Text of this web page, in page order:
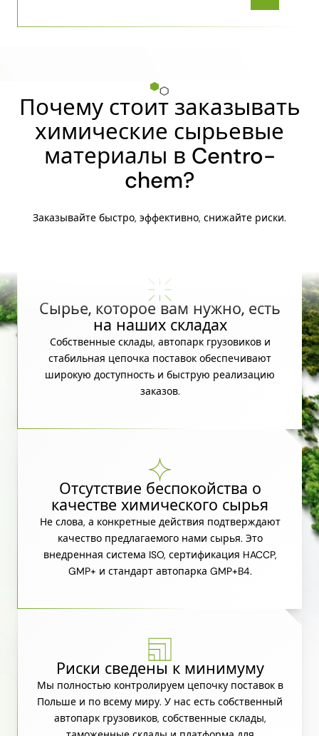
Почему стоит заказывать
химические сырьевые
материалы в Centro-
chem?
Заказывайте быстро, эффективно, снижайте риски.
Сырье, которое вам нужно, есть
на наших складах
Собственные склады, автопарк грузовиков и
стабильная цепочка поставок обеспечивают
широкую доступность и быструю реализацию
заказов.
Отсутствие беспокойства о
качестве химического сырья
Не слова, а конкретные действия подтверждают
качество предлагаемого нами сырья. Это
внедренная система ISO, сертификация HACCP,
GMP+ и стандарт автопарка GMP+B4.
Риски сведены к минимуму
Мы полностью контролируем цепочку поставок в
Польше и по всему миру. У нас есть собственный
автопарк грузовиков, собственные склады,